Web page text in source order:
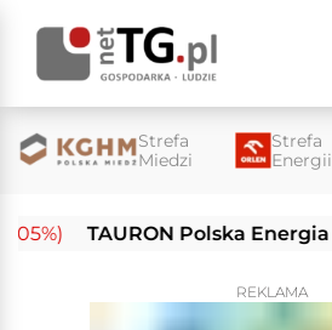
Strefa
Miedzi
Strefa
Energii
TAURON Polska Energia S.A.
REKLAMA